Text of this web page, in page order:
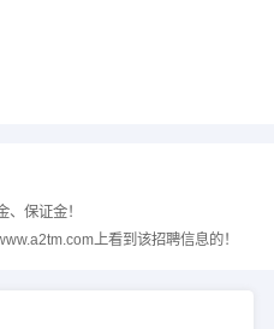
保证金！
上看到该招聘信息的！